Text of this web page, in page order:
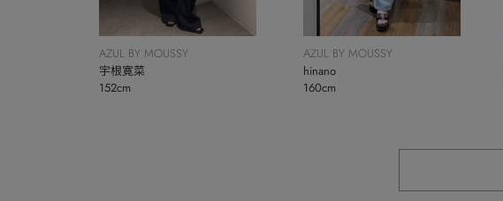
AZUL BY MOUSSY
宇根寛菜
152cm
AZUL BY MOUSSY
hinano
160cm